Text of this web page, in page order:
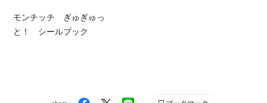
モンチッチ ぎゅぎゅっ
と！ シールブック